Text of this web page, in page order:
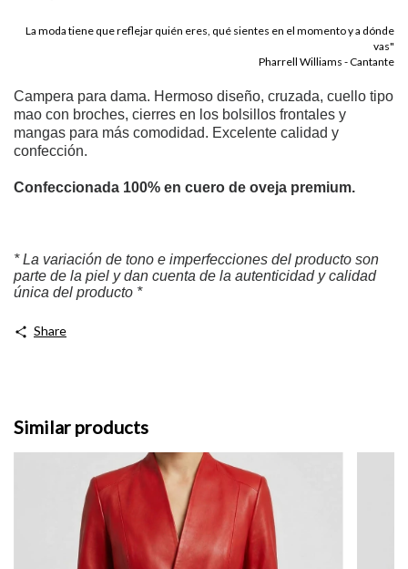
La moda tiene que reflejar quién eres, qué sientes en el momento y a dónde
vas"
Pharrell Williams - Cantante
Campera para dama. Hermoso diseño, cruzada, cuello tipo
mao con broches, cierres en los bolsillos frontales y
mangas para más comodidad. Excelente calidad y
confección.
Confeccionada 100% en cuero de oveja premium.
* La variación de tono e imperfecciones del producto son
parte de la piel y dan cuenta de la autenticidad y calidad
única del producto *
Share
Similar products